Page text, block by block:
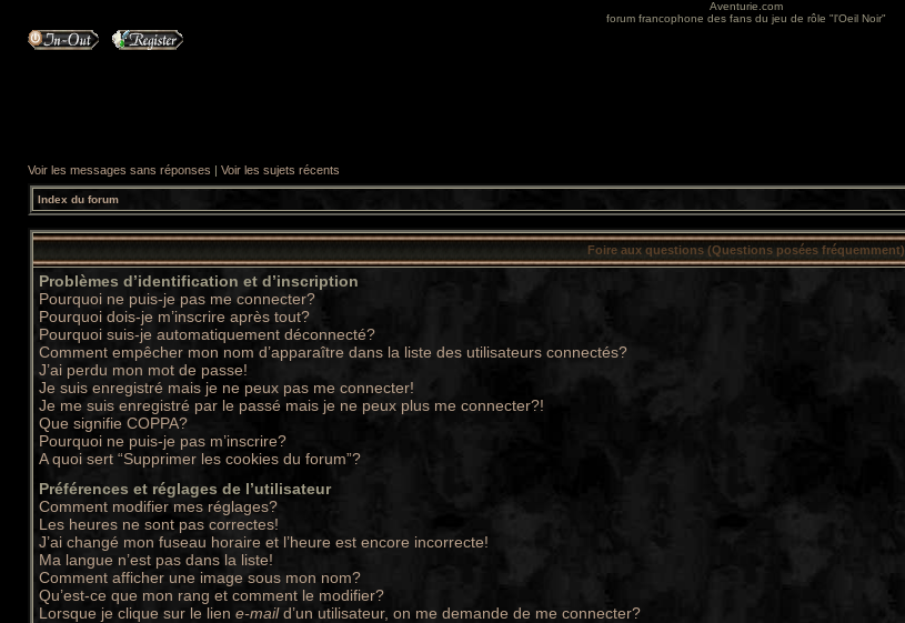
Aventurie.com
forum francophone des fans du jeu de rôle "l'Oeil Noir"
Voir les messages sans réponses | Voir les sujets récents
Index du forum
Foire aux questions (Questions posées fréquemment)
Problèmes d’identification et d’inscription
Pourquoi ne puis-je pas me connecter?
Pourquoi dois-je m’inscrire après tout?
Pourquoi suis-je automatiquement déconnecté?
Comment empêcher mon nom d’apparaître dans la liste des utilisateurs connectés?
J’ai perdu mon mot de passe!
Je suis enregistré mais je ne peux pas me connecter!
Je me suis enregistré par le passé mais je ne peux plus me connecter?!
Que signifie COPPA?
Pourquoi ne puis-je pas m’inscrire?
A quoi sert “Supprimer les cookies du forum”?
Préférences et réglages de l’utilisateur
Comment modifier mes réglages?
Les heures ne sont pas correctes!
J’ai changé mon fuseau horaire et l’heure est encore incorrecte!
Ma langue n’est pas dans la liste!
Comment afficher une image sous mon nom?
Qu’est-ce que mon rang et comment le modifier?
Lorsque je clique sur le lien e-maild’un utilisateur, on me demande de me connecter?